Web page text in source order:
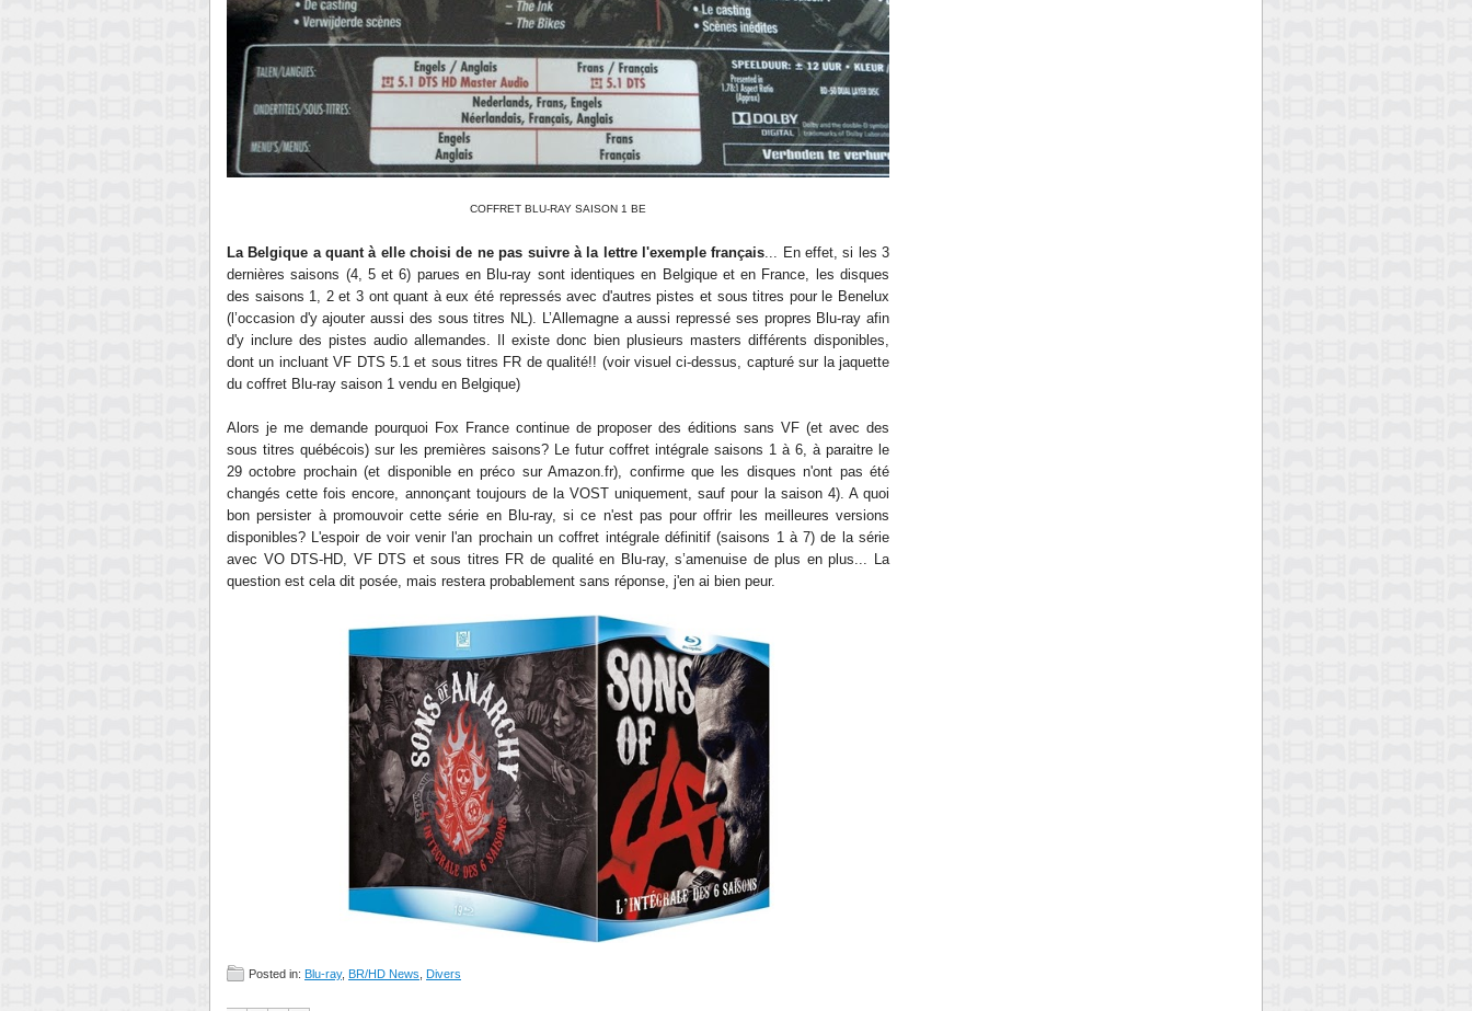
COFFRET BLU-RAY SAISON 1 BE
La Belgique a quant à elle choisi de ne pas suivre à la lettre l'exemple français... En effet, si les 3
dernières saisons (4, 5 et 6) parues en Blu-ray sont identiques en Belgique et en France, les disques
des saisons 1, 2 et 3 ont quant à eux été repressés avec d'autres pistes et sous titres pour le Benelux
(l’occasion d'y ajouter aussi des sous titres NL). L’Allemagne a aussi repressé ses propres Blu-ray afin
d'y inclure des pistes audio allemandes. Il existe donc bien plusieurs masters différents disponibles,
dont un incluant VF DTS 5.1 et sous titres FR de qualité!! (voir visuel ci-dessus, capturé sur la jaquette
du coffret Blu-ray saison 1 vendu en Belgique)
Alors je me demande pourquoi Fox France continue de proposer des éditions sans VF (et avec des
sous titres québécois) sur les premières saisons? Le futur coffret intégrale saisons 1 à 6, à paraitre le
29 octobre prochain (et disponible en préco sur Amazon.fr), confirme que les disques n'ont pas été
changés cette fois encore, annonçant toujours de la VOST uniquement, sauf pour la saison 4). A quoi
bon persister à promouvoir cette série en Blu-ray, si ce n'est pas pour offrir les meilleures versions
disponibles? L'espoir de voir venir l'an prochain un coffret intégrale définitif (saisons 1 à 7) de la série
avec VO DTS-HD, VF DTS et sous titres FR de qualité en Blu-ray, s’amenuise de plus en plus... La
question est cela dit posée, mais restera probablement sans réponse, j'en ai bien peur.
Posted in: Blu-ray, BR/HD News Divers